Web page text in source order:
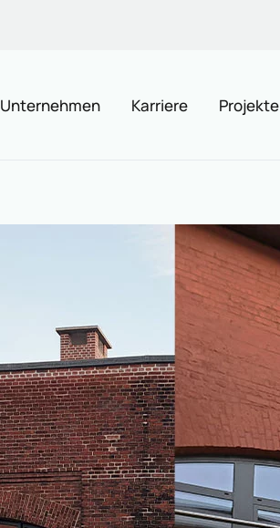
Unternehmen Karriere Projekte